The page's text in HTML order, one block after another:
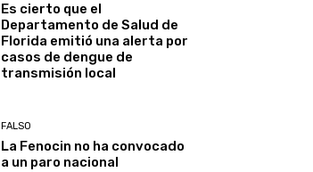
Es cierto que el
Departamento de Salud de
Florida emitió una alerta por
casos de dengue de
transmisión local
FALSO
La Fenocin no ha convocado
a un paro nacional